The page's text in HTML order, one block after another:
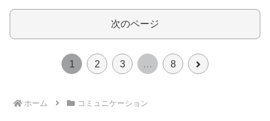
次のページ
1 2 3 … 8
次
ホーム コミュニケーション